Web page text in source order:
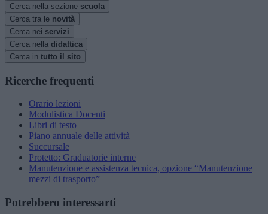
Cerca nella sezione scuola
Cerca tra le novità
Cerca nei servizi
Cerca nella didattica
Cerca in tutto il sito
Ricerche frequenti
Orario lezioni
Modulistica Docenti
Libri di testo
Piano annuale delle attività
Succursale
Protetto: Graduatorie interne
Manutenzione e assistenza tecnica, opzione “Manutenzione
mezzi di trasporto”
Potrebbero interessarti